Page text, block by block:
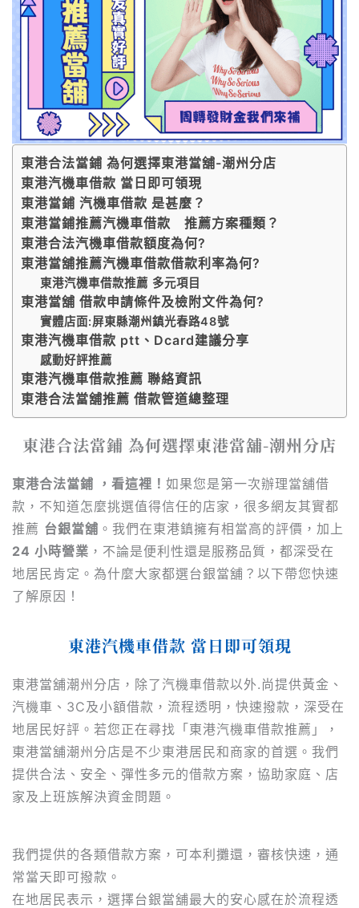
東港合法當鋪 為何選擇東港當舖-潮州分店
東港汽機車借款 當日即可領現
東港當鋪 汽機車借款 是甚麼？
東港當鋪推薦汽機車借款 推薦方案種類？
東港合法汽機車借款額度為何?
東港當舖推薦汽機車借款借款利率為何?
東港汽機車借款推薦 多元項目
東港當舖 借款申請條件及檢附文件為何?
實體店面:屏東縣潮州鎮光春路48號
東港汽機車借款 ptt、Dcard建議分享
感動好評推薦
東港汽機車借款推薦 聯絡資訊
東港合法當舖推薦 借款管道總整理
東港合法當鋪 為何選擇東港當舖-潮州分店
東港合法當鋪 ，看這裡！ 如果您是第一次辦理當舖借
款，不知道怎麼挑選值得信任的店家，很多網友其實都
推薦 台銀當舖 。我們在東港鎮擁有相當高的評價，加上
24 小時營業 ，不論是便利性還是服務品質，都深受在
地居民肯定。為什麼大家都選台銀當舖？以下帶您快速
了解原因！
東港汽機車借款 當日即可領現
東港當舖潮州分店，除了汽機車借款以外.尚提供黃金、
汽機車、3C及小額借款，流程透明，快速撥款，深受在
地居民好評。若您正在尋找「東港汽機車借款推薦」，
東港當舖潮州分店是不少東港居民和商家的首選。我們
提供合法、安全、彈性多元的借款方案，協助家庭、店
家及上班族解決資金問題。
我們提供的各類借款方案，可本利攤還，審核快速，通
常當天即可撥款。
在地居民表示，選擇台銀當舖最大的安心感在於流程透